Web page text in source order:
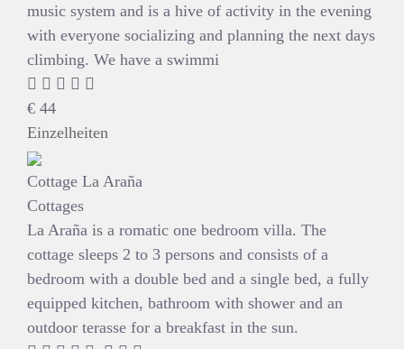
music system and is a hive of activity in the evening
with everyone socializing and planning the next days
climbing. We have a swimmi
€ 44
Einzelheiten
Cottage La Araña
Cottages
La Araña is a romatic one bedroom villa. The
cottage sleeps 2 to 3 persons and consists of a
bedroom with a double bed and a single bed, a fully
equipped kitchen, bathroom with shower and an
outdoor terasse for a breakfast in the sun.